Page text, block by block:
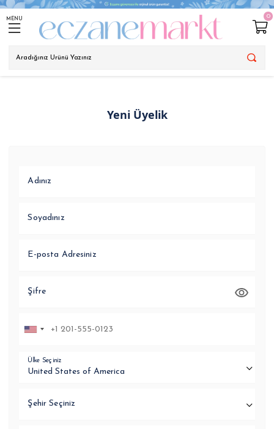
MENU 0
Yeni Üyelik
Adınız
Soyadınız
E-posta Adresiniz
Şifre
Ülke Seçiniz
Şehir Seçiniz